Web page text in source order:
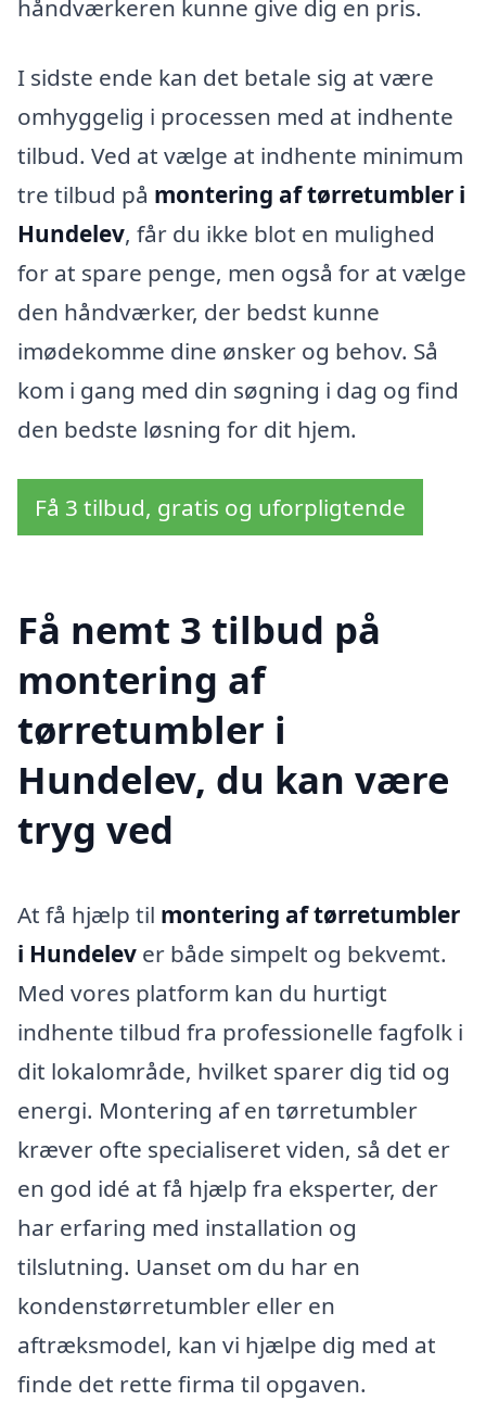
håndværkeren kunne give dig en pris.
I sidste ende kan det betale sig at være
omhyggelig i processen med at indhente
tilbud. Ved at vælge at indhente minimum
tre tilbud på montering af tørretumbler i
Hundelev, får du ikke blot en mulighed
for at spare penge, men også for at vælge
den håndværker, der bedst kunne
imødekomme dine ønsker og behov. Så
kom i gang med din søgning i dag og find
den bedste løsning for dit hjem.
Få 3 tilbud, gratis og uforpligtende
Få nemt 3 tilbud på
montering af
tørretumbler i
Hundelev, du kan være
tryg ved
At få hjælp til montering af tørretumbler
i Hundelev er både simpelt og bekvemt.
Med vores platform kan du hurtigt
indhente tilbud fra professionelle fagfolk i
dit lokalområde, hvilket sparer dig tid og
energi. Montering af en tørretumbler
kræver ofte specialiseret viden, så det er
en god idé at få hjælp fra eksperter, der
har erfaring med installation og
tilslutning. Uanset om du har en
kondenstørretumbler eller en
aftræksmodel, kan vi hjælpe dig med at
finde det rette firma til opgaven.